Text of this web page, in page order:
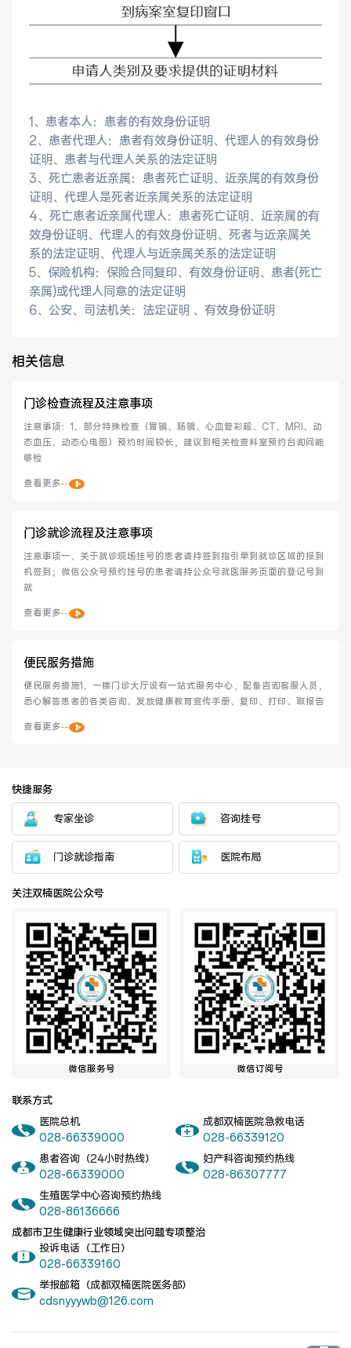
招聘职位
1、患者本人：患者的有效身份证明
2、患者代理人：患者有效身份证明、代理人的有效身份
证明、患者与代理人关系的法定证明
3、死亡患者近亲属：患者死亡证明、近亲属的有效身份
证明、代理人是死者近亲属关系的法定证明
4、死亡患者近亲属代理人：患者死亡证明、近亲属的有
效身份证明、代理人的有效身份证明、死者与近亲属关
系的法定证明、代理人与近亲属关系的法定证明
5、保险机构：保险合同复印、有效身份证明、患者(死亡
亲属)或代理人同意的法定证明
6、公安、司法机关：法定证明 、有效身份证明
相关信息
门诊检查流程及注意事项
注意事项：1、部分特殊检查（胃镜、肠镜、心血管彩超、CT、MRI、动
态血压、动态心电图）预约时间较长，建议到相关检查科室预约台询问能
查看更多
门诊就诊流程及注意事项
注意事项一、关于就诊现场挂号的患者请持签到指引单到就诊区域的报到
机签到；微信公众号预约挂号的患者请持公众号就医服务页面的登记号到
查看更多
便民服务措施
便民服务措施1、一楼门诊大厅设有一站式服务中心，配备咨询客服人员，
查看更多
快捷服务
专家坐诊 咨询挂号
门诊就诊指南 医院布局
关注双楠医院公众号
微信服务号 微信订阅号
联系方式
医院总机
028-66339000
成都双楠医院急救电话
028-66339120
患者咨询（24小时热线）
028-66339000
妇产科咨询预约热线
028-86307777
生殖医学中心咨询预约热线
028-86136666
成都市卫生健康行业领域突出问题专项整治
投诉电话（工作日）
028-66339160
举报邮箱（成都双楠医院医务部）
cdsnyyywb@126.com